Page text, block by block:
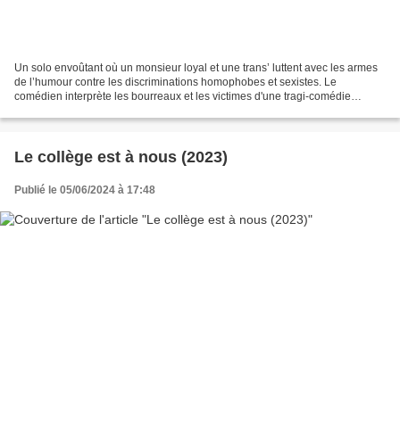
Un solo envoûtant où un monsieur loyal et une trans’ luttent avec les armes
de l’humour contre les discriminations homophobes et sexistes. Le
comédien interprète les bourreaux et les victimes d'une tragi-comédie
Le collège est à nous (2023)
Publié le 05/06/2024 à 17:48